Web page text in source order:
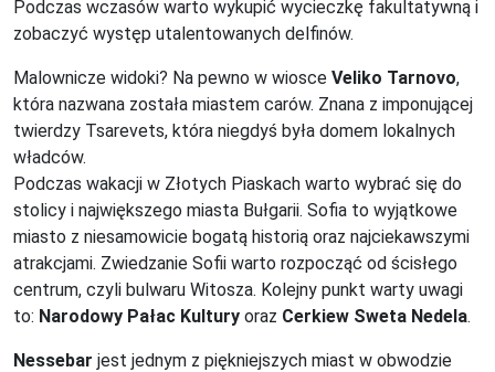
Podczas wczasów warto wykupić wycieczkę fakultatywną i
zobaczyć występ utalentowanych delfinów.
Malownicze widoki? Na pewno w wiosce Veliko Tarnovo,
która nazwana została miastem carów. Znana z imponującej
twierdzy Tsarevets, która niegdyś była domem lokalnych
władców.
Podczas wakacji w Złotych Piaskach warto wybrać się do
stolicy i największego miasta Bułgarii. Sofia to wyjątkowe
miasto z niesamowicie bogatą historią oraz najciekawszymi
atrakcjami. Zwiedzanie Sofii warto rozpocząć od ścisłego
centrum, czyli bulwaru Witosza. Kolejny punkt warty uwagi
to: Narodowy Pałac Kultury oraz Cerkiew Sweta Nedela.
Nessebar jest jednym z piękniejszych miast w obwodzie